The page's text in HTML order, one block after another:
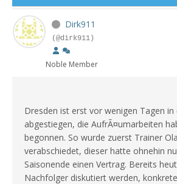
Dirk911
(@dirk911)
Noble Member
Dresden ist erst vor wenigen Tagen in
abgestiegen, die AufrÃ¤umarbeiten
begonnen. So wurde zuerst Trainer
verabschiedet, dieser hatte ohnehin
Saisonende einen Vertrag. Bereits
Nachfolger diskutiert werden,